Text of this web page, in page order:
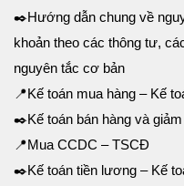
✒️Hướng dẫn chung về
khoản theo các thông tư,
nguyên tắc cơ bản
📍Kế toán mua hàng – Kế
✒️Kế toán bán hàng và
📍Mua CCDC – TSCĐ
✒️Kế toán tiền lương – Kế